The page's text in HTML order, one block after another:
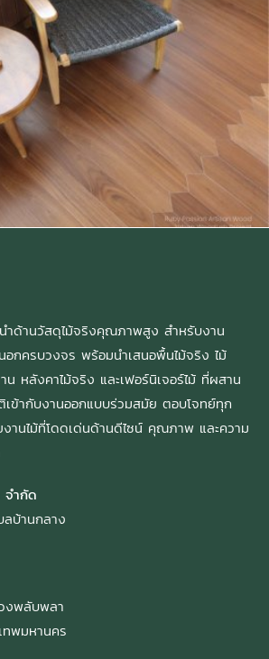
ด้านวัสดุไม้จริงคุณภาพสูง สำหรับงาน
อกครบวงจร พร้อมนำเสนอพื้นไม้จริง ไม้
หลังคาไม้จริง และเฟอร์นิเจอร์ไม้ ที่ผสาน
เข้ากับงานออกแบบร่วมสมัย ตอบโจทย์ทุก
านไม้ที่โดดเด่นด้านดีไซน์ คุณภาพ และความ
จำกัด
บ้านกลาง
งพลับพลา
ทพมหานคร